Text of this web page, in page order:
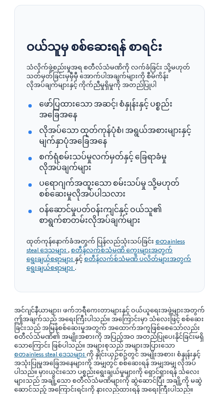
ဝယ်သူမှ စစ်ဆေးရန် စာရင်း
သံလိုက်ဖွဲ့စည်းမှုအရ စတီလ်သံမဏိကို လက်ခံခြင်း သို့မဟုတ်
သတ်မှတ်ခြင်းမှမှီမှီ အောက်ပါအချက်များကို စီမံကိန်း
လိုအပ်ချက်များနှင့် ကိုက်ညီမှုရှိမှုကို အတည်ပြုပါ
ဖော်ပြထားသော အဆင့်၊ စံနှုန်းနှင့် ပစ္စည်း
အခြေအနေ
လိုအပ်သော ထုတ်ကုန်ပုံစံ၊ အရွယ်အစားများနှင့်
မျက်နှာပုံအခြေအနေ
စက်ရုံစမ်းသပ်မှုလက်မှတ်နှင့် ခြေရာခံမှု
လိုအပ်ချက်များ
ပရောဂျက်အထူးသော စမ်းသပ်မှု သို့မဟုတ်
စစ်ဆေးမှုလိုအပ်ပါသလား
ဝန်ဆောင်မှုပတ်ဝန်းကျင်နှင့် ဝယ်သူ၏
စာရွက်စာတမ်းလိုအပ်ချက်များ
ထုတ်ကုန်နောက်ခံအတွက် ပြန်လည်သုံးသပ်ခြင်း စတainless
steal ဒေသများ ,စတီန်လက်စ်သံမဏိ ကွေးများအတွက်
ရွေးချယ်စရာများ နှင့်စတီန်လက်စ်သံမဏိ ပလိတ်များအတွက်
ရွေးချယ်စရာများ .
အင်ဂျင်နီယာများ၊ ဖက်ဘရီကေးတာများနှင့် ဝယ်ယူရေးအဖွဲ့များအတွက်
ဤအချက်သည် အရေးကြီးပါသည်။ အကြောင်းမှာ သံလေးဖြင့် စစ်ဆေး
ခြင်းသည် အမြန်စစ်ဆေးမှုအတွက် အထောက်အကူဖြစ်စေသော်လည်း
စတီလ်သံမဏိ၏ အမျိုးအစားကို အပြည့်အဝ အတည်ပြုပေးနိုင်ခြင်းမရှိ
သောကြောင်း ဖြစ်ပါသည်။ အများစုသည် အများအပြားသော
စတainless steal ဒေသများ ကို နှိုင်းယှဉ်စဥ်တွင် အမျိုးအစား၊ စံနှုန်းနှင့်
အသုံးပြုမှုအခြေအနေများကို အမျှတွင် စစ်ဆေးရန် အမျှအမျှ လိုအပ်
ပါသည်။ မှားယွင်းသော ပစ္စည်းရွေးချယ်မှုများကို ရှောင်ရှားရန် သံလေး
များသည် အချို့သော စတီလ်သံမဏိများကို ဆွဲဆောင်ပြီး အချို့ကို မဆွဲ
ဆောင်သည့် အကြောင်းရင်းကို နားလည်ထားရန် အရေးကြီးပါသည်။